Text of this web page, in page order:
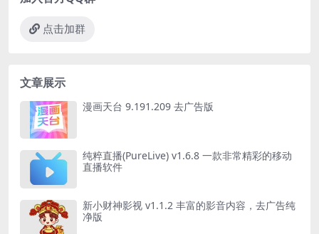
点击加群
文章展示
漫画天台 9.191.209 去广告版
纯粹直播(PureLive) v1.6.8 一款非常精彩的移动
直播软件
新小财神影视 v1.1.2 丰富的影音内容，去广告纯
净版